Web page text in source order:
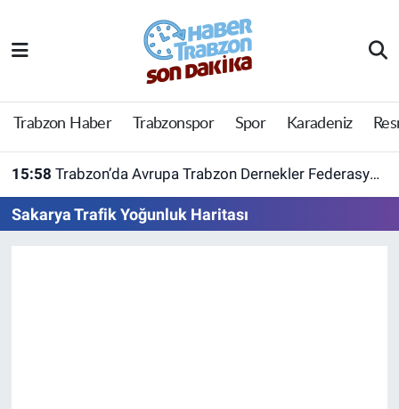
Trabzon Haber Trabzonspor Spor Karadeniz
15:58 Trabzon’da Avrupa Trabzon Dernekler Federasyonu açıldı
Sakarya Trafik Yoğunluk Haritası
Trabzon Haber
Trabzonspor
Karadeniz
Trabzon Nöbetçi Eczaneler
Trabzon Hava Durumu
Trabzon Trafik Yoğunluk Haritası